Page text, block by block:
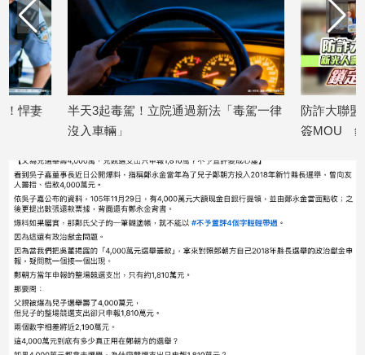
遊/
美
食
星
座/
命
理
費
健
康/
親
子/
感
情
藝
術
／
文
半天3起毒駕！立院通過新法「毒駕一律
沒入車輛」
防詐大聯盟成形！新
簽MOU 鎖定高齡族